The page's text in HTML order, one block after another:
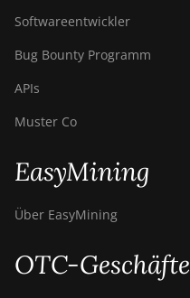
Softwareentwickler
Bug Bounty Programm
APIs
Muster Co
EasyMining
Über EasyMining
OTC-Geschäfte